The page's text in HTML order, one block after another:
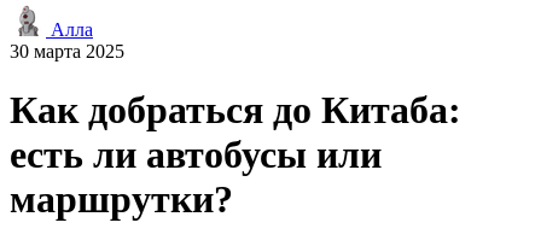
Алла
30 марта 2025
Как добраться до Китаба:
есть ли автобусы или
маршрутки?